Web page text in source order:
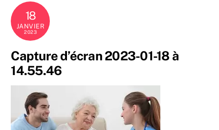
18
JANVIER
2023
Capture d’écran 2023-01-18 à
14.55.46